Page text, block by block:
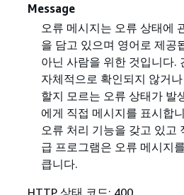
Message
오류 메시지는 오류 상태에
을 담고 있으며 영어로 제공
아닌 사람을 위한 것입니다.
자체적으로 확인되지 않거
할지 모르는 오류 상태가 발
에게 직접 메시지를 표시합
오류 처리 기능을 갖고 있고
급 프로그램은 오류 메시지
큽니다.
HTTP 상태 코드: 400